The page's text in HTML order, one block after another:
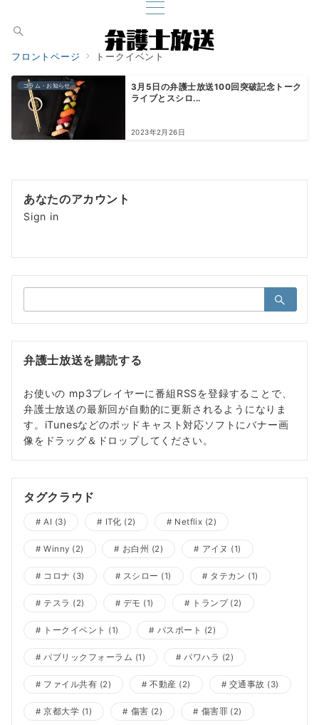
フロントページ トークイベント
コラム・お知らせ
3月5日の弁護士放送100回突破記念トーク
ライブとスシロ...
2023年2月26日
あなたのアカウント
Sign in
索：
弁護士放送を購読する
お使いの mp3プレイヤーに番組RSSを登録することで、
弁護士放送の最新回が自動的に更新されるようになりま
す。iTunesなどのポッドキャスト対応ソフトにバナー画
像をドラッグ＆ドロップしてください。
タグクラウド
AI (3) IT化 (2) Netflix (2)
Winny (2) お白州 (2) アイヌ (1)
コロナ (3) スシロー (1) タテカン (1)
テスラ (2) デモ (1) トランプ(2)
トークイベント (1) パスポート (2)
パブリックフォーラム (1) パワハラ (2)
ファイル共有 (2) 不動産 (2) 交通事故 (3)
京都大学 (1) 傷害 (2) 傷害罪 (2)